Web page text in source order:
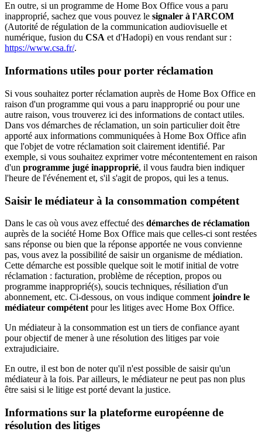
En outre, si un programme de Home Box Office vous a paru
inapproprié, sachez que vous pouvez le signaler à l'ARCOM
(Autorité de régulation de la communication audiovisuelle et
numérique, fusion du CSA et d'Hadopi) en vous rendant sur :
https://www.csa.fr/.
Informations utiles pour porter réclamation
Si vous souhaitez porter réclamation auprès de Home Box Office en
raison d'un programme qui vous a paru inapproprié ou pour une
autre raison, vous trouverez ici des informations de contact utiles.
Dans vos démarches de réclamation, un soin particulier doit être
apporté aux informations communiquées à Home Box Office afin
que l'objet de votre réclamation soit clairement identifié. Par
exemple, si vous souhaitez exprimer votre mécontentement en raison
d'un programme jugé inapproprié, il vous faudra bien indiquer
l'heure de l'événement et, s'il s'agit de propos, qui les a tenus.
Saisir le médiateur à la consommation compétent
Dans le cas où vous avez effectué des démarches de réclamation
auprès de la société Home Box Office mais que celles-ci sont restées
sans réponse ou bien que la réponse apportée ne vous convienne
pas, vous avez la possibilité de saisir un organisme de médiation.
Cette démarche est possible quelque soit le motif initial de votre
réclamation : facturation, problème de réception, propos ou
programme inapproprié(s), soucis techniques, résiliation d'un
abonnement, etc. Ci-dessous, on vous indique comment joindre le
médiateur compétent pour les litiges avec Home Box Office.
Un médiateur à la consommation est un tiers de confiance ayant
pour objectif de mener à une résolution des litiges par voie
extrajudiciaire.
En outre, il est bon de noter qu'il n'est possible de saisir qu'un
médiateur à la fois. Par ailleurs, le médiateur ne peut pas non plus
être saisi si le litige est porté devant la justice.
Informations sur la plateforme européenne de
résolution des litiges